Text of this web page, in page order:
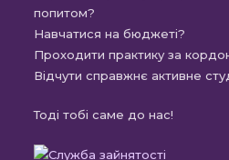
попитом?
Навчатися на бюджеті?
Проходити практику за
Відчути справжнє активне
Тоді тобі саме до нас!